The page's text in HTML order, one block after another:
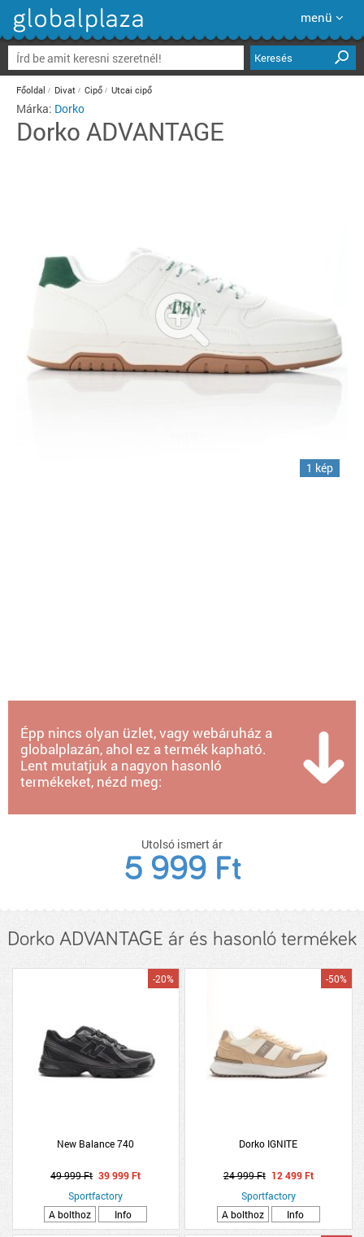
menü
Keresés
Főoldal Divat Cipő Utcai cipő
Márka: Dorko
Dorko ADVANTAGE
1 kép
Épp nincs olyan üzlet, vagy webáruház a
globalplazán, ahol ez a termék kapható.
Lent mutatjuk a nagyon hasonló
termékeket, nézd meg:
Utolsó ismert ár
5 999 Ft
Dorko ADVANTAGE ár és hasonló termékek
New Balance 740
-20%
49 999 Ft 39 999 Ft
Sportfactory
A bolthoz
Info
Dorko IGNITE
-50%
24 999 Ft 12 499 Ft
Sportfactory
A bolthoz
Info